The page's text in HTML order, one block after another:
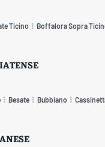
Ticino Boffalora Sopra
Besate Bubbiano